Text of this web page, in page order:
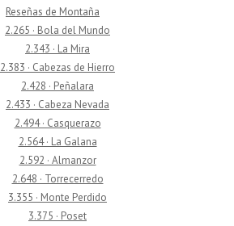
Reseñas de Montaña
2.265 · Bola del Mundo
2.343 · La Mira
2.383 · Cabezas de Hierro
2.428 · Peñalara
2.433 · Cabeza Nevada
2.494 · Casquerazo
2.564 · La Galana
2.592 · Almanzor
2.648 · Torrecerredo
3.355 · Monte Perdido
3.375 · Poset